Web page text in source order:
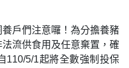
戶們注意囉！為分擔養豬
流供食用及任意棄置，確
110/5/1起將全數強制投保